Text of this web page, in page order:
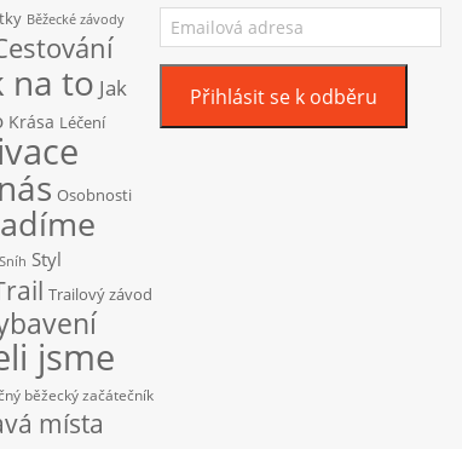
Běžecké závody
na to Jak
Krása Léčení
Osobnosti
Sníh Styl
Trailový závod
jsme
běžecký začátečník
místa
Emailová
adresa
Přihlásit se k odběru